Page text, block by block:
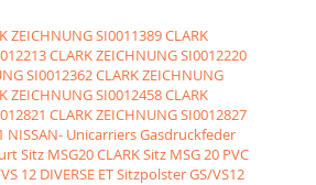
ZEICHNUNGSI0011389 CLARK
CLARK ZEICHNUNGSI0012220
SI0012362 CLARK ZEICHNUNG
ZEICHNUNGSI0012458 CLARK
CLARK ZEICHNUNGSI0012827
NISSAN- Unicarriers Gasdruckfeder
Sitz MSG20 CLARK Sitz MSG 20 PVC
12 DIVERSE ET Sitzpolster GS/VS12